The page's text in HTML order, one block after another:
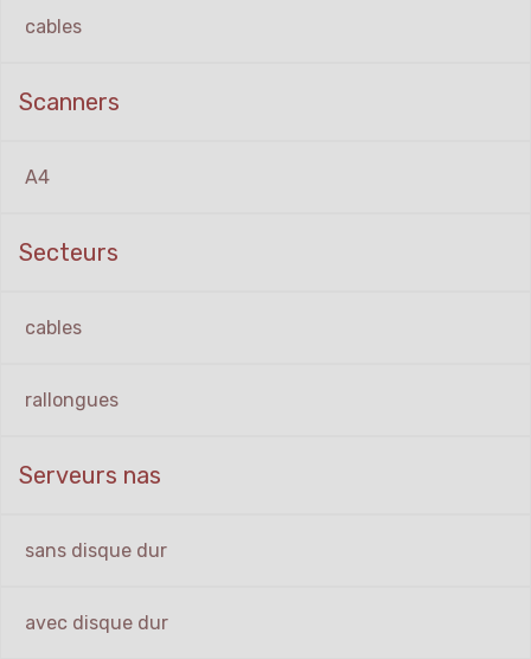
cables
Scanners
A4
Secteurs
cables
rallongues
Serveurs nas
sans disque dur
avec disque dur